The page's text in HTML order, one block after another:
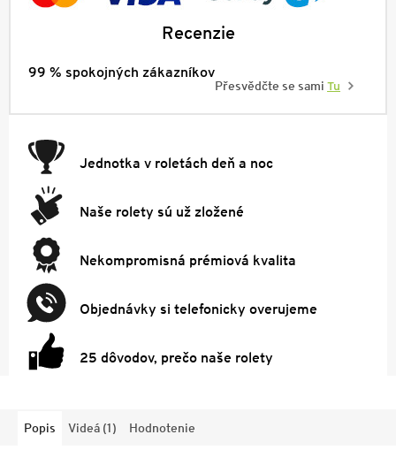
Recenzie
99 % spokojných zákazníkov
Přesvědčte se sami Tu
Jednotka v roletách deň a noc
Naše rolety sú už zložené
Nekompromisná prémiová kvalita
Objednávky si telefonicky overujeme
25 dôvodov, prečo naše rolety
Popis Videá (1) Hodnotenie